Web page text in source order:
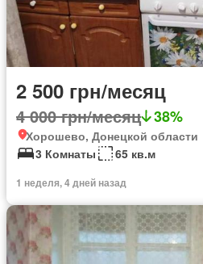
2 500 грн/месяц
4 000 грн/месяц 38%
Хорошево, Донецкой области
3 Комнаты
65 кв.м
1 неделя, 4 дней назад